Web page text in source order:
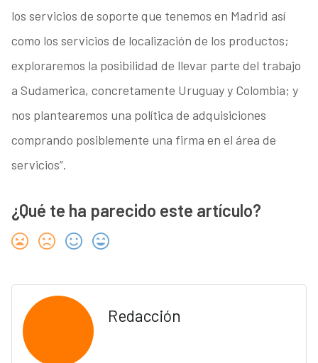
los servicios de soporte que tenemos en Madrid así
como los servicios de localización de los productos;
exploraremos la posibilidad de llevar parte del trabajo
a Sudamerica, concretamente Uruguay y Colombia; y
nos plantearemos una política de adquisiciones
comprando posiblemente una firma en el área de
servicios”.
¿Qué te ha parecido este artículo?
Redacción